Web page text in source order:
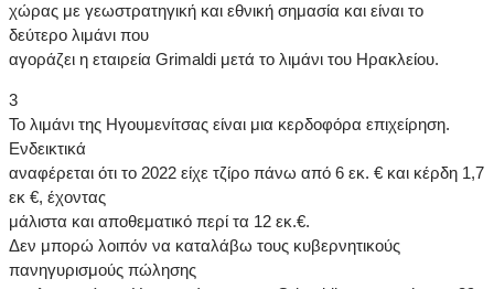
χώρας με γεωστρατηγική και εθνική σημασία και είναι το
δεύτερο λιμάνι που
αγοράζει η εταιρεία Grimaldi μετά το λιμάνι του Ηρακλείου.
3
Το λιμάνι της Ηγουμενίτσας είναι μια κερδοφόρα επιχείρηση.
Ενδεικτικά
αναφέρεται ότι το 2022 είχε τζίρο πάνω από 6 εκ. € και κέρδη 1,7
εκ €, έχοντας
μάλιστα και αποθεματικό περί τα 12 εκ.€.
Δεν μπορώ λοιπόν να καταλάβω τους κυβερνητικούς
πανηγυρισμούς πώλησης